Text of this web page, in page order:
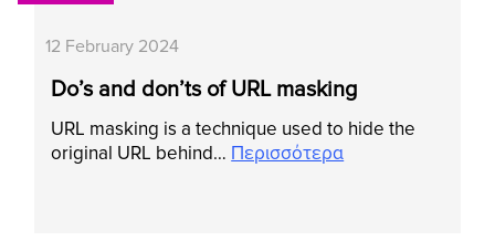
12 February 2024
Do’s and don’ts of URL masking
URL masking is a technique used to hide the
original URL behind… Περισσότερα